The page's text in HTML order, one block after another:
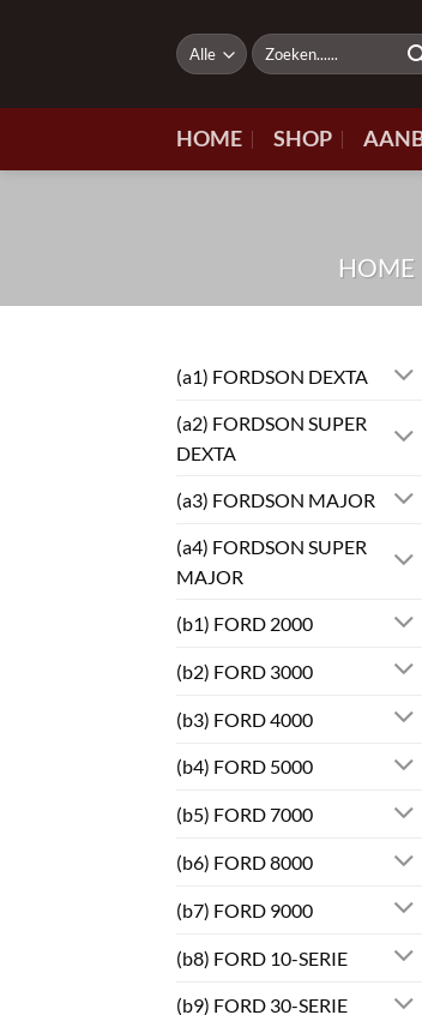
Zoeken
naar:
HOME SHOP
HOME
(a1) FORDSON DEXTA
(a2) FORDSON SUPER
DEXTA
(a3) FORDSON MAJOR
(a4) FORDSON SUPER
MAJOR
(b1) FORD 2000
(b2) FORD 3000
(b3) FORD 4000
(b4) FORD 5000
(b5) FORD 7000
(b6) FORD 8000
(b7) FORD 9000
(b8) FORD 10-SERIE
(b9) FORD 30-SERIE